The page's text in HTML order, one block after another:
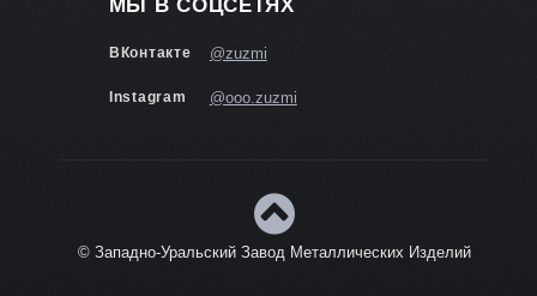
МЫ В СОЦСЕТЯХ
ВКонтакте @zuzmi
Instagram @ooo.zuzmi
© Западно-Уральский Завод Металлических Изделий